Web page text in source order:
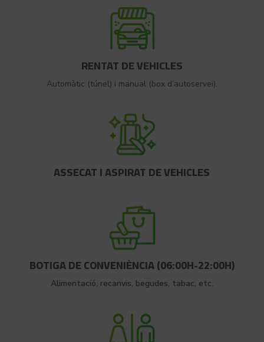
RENTAT DE VEHICLES
Automàtic (túnel) i manual (box d’autoservei).
ASSECAT I ASPIRAT DE VEHICLES
BOTIGA DE CONVENIÈNCIA (06:00H-22:00H)
Alimentació, recanvis, begudes, tabac, etc.